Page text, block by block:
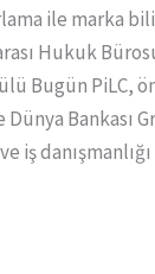
ile marka
Hukuk
Bugün PiLC,
Bankası
iş